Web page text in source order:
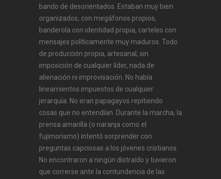
bando de desorientados. Estaban muy bien
organizados, con megáfonos propios,
banderola con identidad propia, carteles con
mensajes políticamente muy maduros. Todo
de producción propia, artesanal, sin
imposición de cualquier líder, nada de
alienación ni improvisación. No había
lineamientos impuestos de cualquier
jerarquía. No eran papagayos repitiendo
cosas que no entendían. Durante la marcha, la
prensa amarilla (o naranja como el
fujimorismo) intentó sorprender con
preguntas capciosas a los jóvenes cristianos.
No encontraron a ningún distraído y tuvieron
que correrse ante la contundencia de las